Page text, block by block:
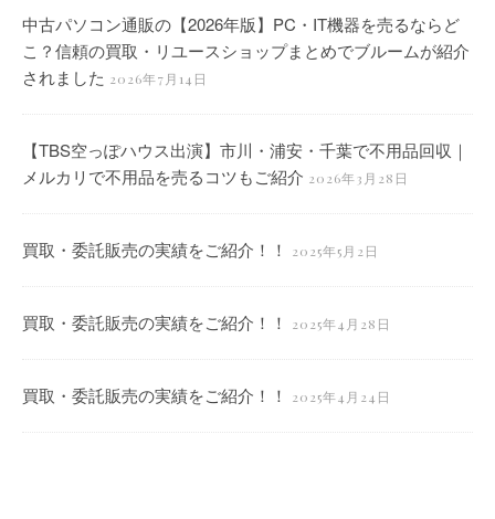
中古パソコン通販の【2026年版】PC・IT機器を売るならど
こ？信頼の買取・リユースショップまとめでブルームが紹介
されました 2026年7月14日
【TBS空っぽハウス出演】市川・浦安・千葉で不用品回収｜
メルカリで不用品を売るコツもご紹介 2026年3月28日
買取・委託販売の実績をご紹介！！ 2025年5月2日
買取・委託販売の実績をご紹介！！ 2025年4月28日
買取・委託販売の実績をご紹介！！ 2025年4月24日